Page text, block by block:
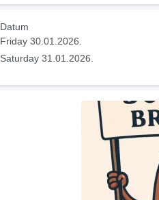
Datum
Friday 30.01.2026.
Saturday 31.01.2026.